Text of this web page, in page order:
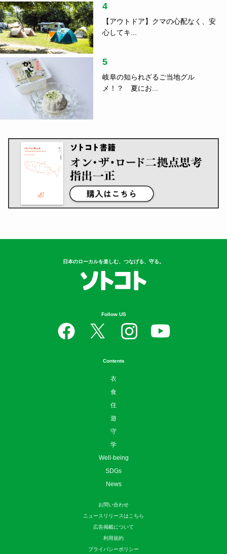
4
【アウトドア】クマの心配なく、安
心してキ...
5
岐阜の知られざるご当地グル
メ！？ 夏にお...
日本のローカルを楽しむ、つなげる、守る。
Follow US
Contents
衣
食
住
遊
守
学
Well-being
SDGs
News
お問い合わせ
ニュースリリースはこちら
広告掲載について
利用規約
プライバシーポリシー